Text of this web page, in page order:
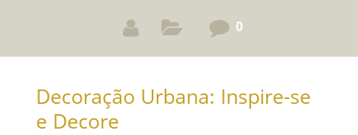
0
Decoração Urbana: Inspire-se
e Decore